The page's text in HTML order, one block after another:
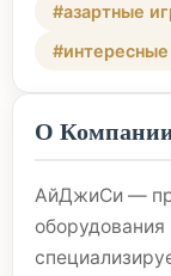
#азартные
О
АйДжиСи —